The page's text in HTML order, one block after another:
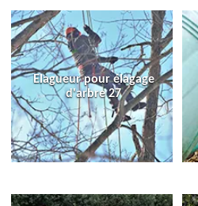
Elagueur pour élagage
d'arbre 27